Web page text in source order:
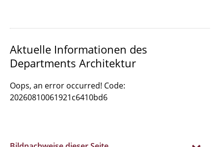
Aktuelle Informationen des
Departments Architektur
Oops, an error occurred! Code:
20260810061921c6410bd6